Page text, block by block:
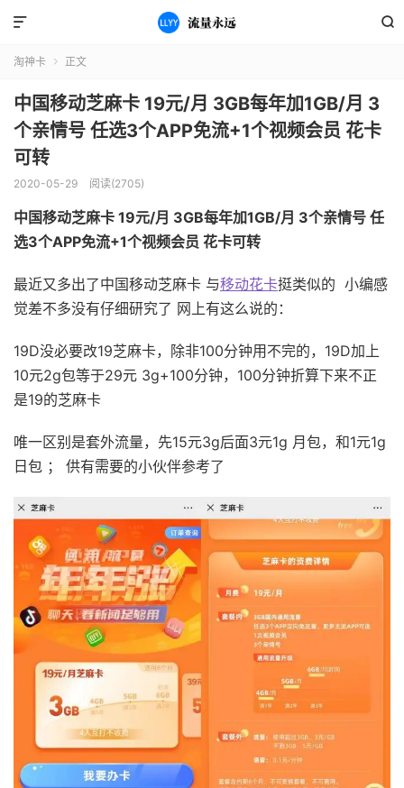


淘神卡  正文
中国移动芝麻卡 19元/月 3GB每年加1GB/月 3
个亲情号 任选3个APP免流+1个视频会员 花卡
可转
2020-05-29 阅读(2705)
中国移动芝麻卡 19元/月 3GB每年加1GB/月 3个亲情号 任
选3个APP免流+1个视频会员 花卡可转
最近又多出了中国移动芝麻卡 与移动花卡挺类似的 小编感
觉差不多没有仔细研究了 网上有这么说的：
19D没必要改19芝麻卡，除非100分钟用不完的，19D加上
10元2g包等于29元 3g+100分钟，100分钟折算下来不正
是19的芝麻卡
唯一区别是套外流量，先15元3g后面3元1g 月包，和1元1g
日包 ； 供有需要的小伙伴参考了